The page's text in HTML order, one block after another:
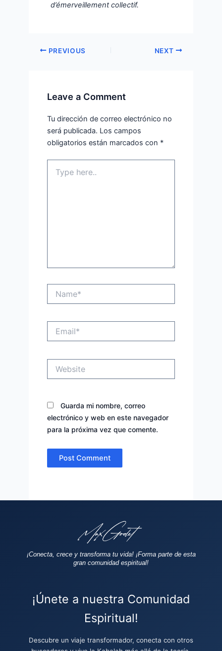
d’émerveillement collectif.
PREVIOUS NEXT
Leave a Comment
Tu dirección de correo electrónico no
será publicada. Los campos
obligatorios están marcados con *
here..
Guarda mi nombre, correo
electrónico y web en este navegador
para la próxima vez que comente.
¡Conecta, crece y transforma tu vida! ¡Forma parte de esta
gran comunidad espiritual!
¡Únete a nuestra Comunidad
Espiritual!
Descubre un viaje transformador, conecta con otros